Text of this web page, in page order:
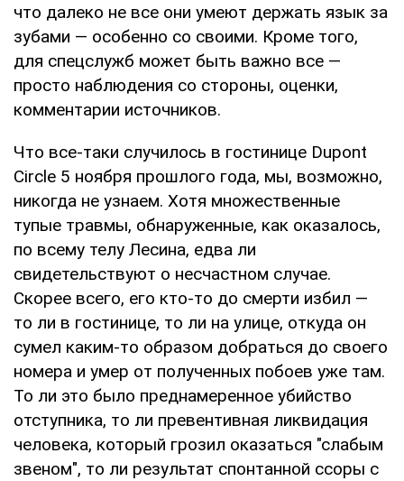
что далеко не все они умеют держать язык за
зубами — особенно со своими. Кроме того,
для спецслужб может быть важно все —
просто наблюдения со стороны, оценки,
комментарии источников.
Что все-таки случилось в гостинице Dupont
Circle 5 ноября прошлого года, мы, возможно,
никогда не узнаем. Хотя множественные
тупые травмы, обнаруженные, как оказалось,
по всему телу Лесина, едва ли
свидетельствуют о несчастном случае.
Скорее всего, его кто-то до смерти избил —
то ли в гостинице, то ли на улице, откуда он
сумел каким-то образом добраться до своего
номера и умер от полученных побоев уже там.
То ли это было преднамеренное убийство
отступника, то ли превентивная ликвидация
человека, который грозил оказаться "слабым
звеном", то ли результат спонтанной ссоры с